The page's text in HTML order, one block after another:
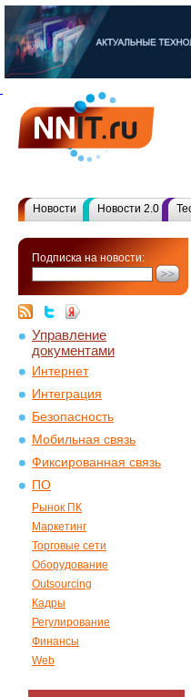
Новости Новости 2.0
Подписка на новости:
Управление
документами
Интернет
Интеграция
Безопасность
Мобильная связь
Фиксированная связь
ПО
Рынок ПК
Маркетинг
Торговые сети
Оборудование
Outsourcing
Кадры
Регулирование
Финансы
Web